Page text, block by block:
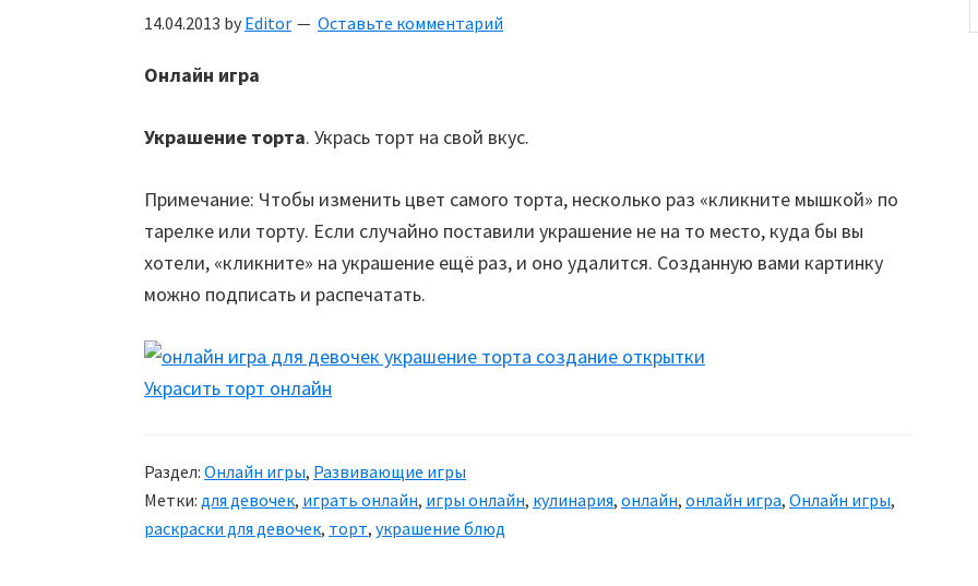
14.04.2013 by Editor Оставьте комментарий
Онлайн игра
Украшение торта. Укрась торт на свой вкус.
Примечание: Чтобы изменить цвет самого торта, несколько раз «кликните мышкой» по
тарелке или торту. Если случайно поставили украшение не на то место, куда бы вы
хотели, «кликните» на украшение ещё раз, и оно удалится. Созданную вами картинку
можно подписать и распечатать.
Украсить торт онлайн
Раздел: Онлайн игры, Развивающие игры
Метки: для девочек, играть онлайн, игры онлайн, кулинария, онлайн, онлайн игра, Онлайн игры,
раскраски для девочек, торт, украшение блюд